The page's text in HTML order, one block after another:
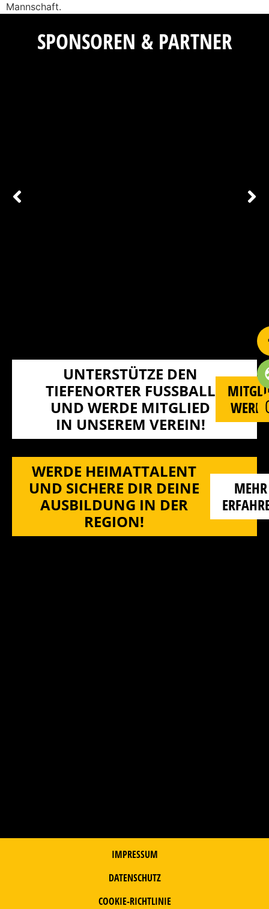
Mannschaft.
SPONSOREN & PARTNER
UNTERSTÜTZE DEN
TIEFENORTER FUSSBALL U
ND WERDE MITGLIED I
N UNSEREM VEREIN!
WERDE HEIMATTALENT
UND SICHERE DIR DEINE
AUSBILDUNG IN DER
REGION!
MEHR
IMPRESSUM
DATENSCHUTZ
COOKIE-RICHTLINIE